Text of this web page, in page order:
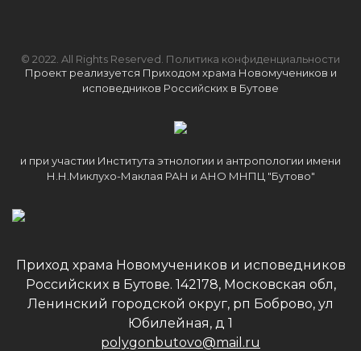
© 2022. All Rights Reserved. Политика конфиденциальности
Проект реализуется Приходом храма Новомучеников и
исповедников Российских в Бутове
и при участии Института этнологии и антропологии имени
Н.Н.Миклухо-Маклая РАН и АНО МНПЦ "Бутово"
Приход храма Новомучеников и исповедников
Российских в Бутове. 142178, Московская обл,
Ленинский городской округ, рп Боброво, ул
Юбилейная, д 1
polygonbutovo@mail.ru